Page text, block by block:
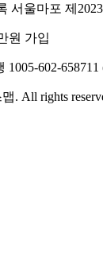
서울마포 제
원 가입
1005-602-658711
. All rights